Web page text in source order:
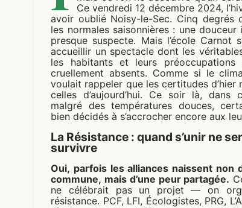
Ce vendredi 12 décembre 2024,
avoir oublié Noisy-le-Sec. Cinq degrés
les normales saisonnières : une douceur
presque suspecte. Mais l’école Carnot
accueillir un spectacle dont les
les habitants et leurs
cruellement absents. Comme si le
voulait rappeler que les certitudes d’hier
celles d’aujourd’hui. Ce soir là, dans
malgré des températures douces,
bien décidés à s’accrocher encore aux
La Résistance : quand s’unir ne
survivre
Oui, parfois les alliances naissent non
commune, mais d’une peur partagée.
ne célébrait pas un projet — on
résistance. PCF, LFI, Écologistes, PRG,